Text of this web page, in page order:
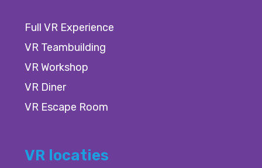
Full VR Experience
VR Teambuilding
VR Workshop
VR Diner
VR Escape Room
VR locaties